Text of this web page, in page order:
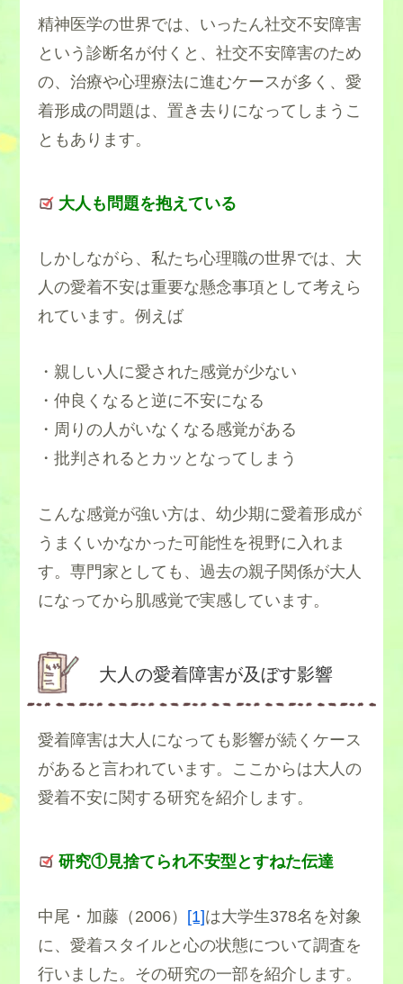
精神医学の世界では、いったん社交不安障害
という診断名が付くと、社交不安障害のため
の、治療や心理療法に進むケースが多く、愛
着形成の問題は、置き去りになってしまうこ
ともあります。
大人も問題を抱えている
しかしながら、私たち心理職の世界では、大
人の愛着不安は重要な懸念事項として考えら
れています。例えば
・親しい人に愛された感覚が少ない
・仲良くなると逆に不安になる
・周りの人がいなくなる感覚がある
・批判されるとカッとなってしまう
こんな感覚が強い方は、幼少期に愛着形成が
うまくいかなかった可能性を視野に入れま
す。専門家としても、過去の親子関係が大人
になってから肌感覚で実感しています。
大人の愛着障害が及ぼす影響
愛着障害は大人になっても影響が続くケース
があると言われています。ここからは大人の
愛着不安に関する研究を紹介します。
研究①見捨てられ不安型とすねた伝達
中尾・加藤（2006） [1]は大学生378名を対象
に、愛着スタイルと心の状態について調査を
行いました。その研究の一部を紹介します。